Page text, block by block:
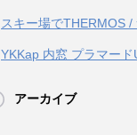
スキー場でTHERMOS /
YKKap 内窓 プラマー
アーカイブ